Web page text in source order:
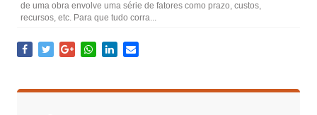
de uma obra envolve uma série de fatores como prazo, custos,
recursos, etc. Para que tudo corra...